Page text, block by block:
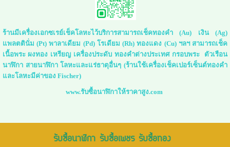
ร้านมีเครื่องเอกซเรย์เช็คโลหะไว้บริการสามารถเช็คทองคำ (Au) เงิน (Ag)
แพลตตินั่ม (Pt) พาลาเดียม (Pd) โรเดียม (Rh) ทองแดง (Cu) ฯลฯ สามารถเช็ค
เนื้อพระ ผงทอง เหรียญ เครื่องประดับ ทองคำต่างประเทศ กรอบพระ ตัวเรือน
นาฬิกา สายนาฬิกา โลหะและแร่ธาตุอื่นๆ (ร้านใช้เครื่องเช็คเปอร์เซ็นต์ทองคำ
และโลหะมีค่าของ Fischer)
www.รับซื้อนาฬิกาให้ราคาสูง.com
รับซื้อนาฬิกา รับซื้อเพชร รับซื้อทอง